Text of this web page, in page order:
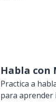
Habla con
Practica a
para aprender